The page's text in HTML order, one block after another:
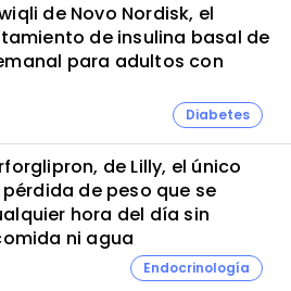
de Novo Nordisk, el
de insulina basal de
para adultos con
Diabetes
de Lilly, el único
pérdida de peso que se
hora del día sin
ni agua
Endocrinología